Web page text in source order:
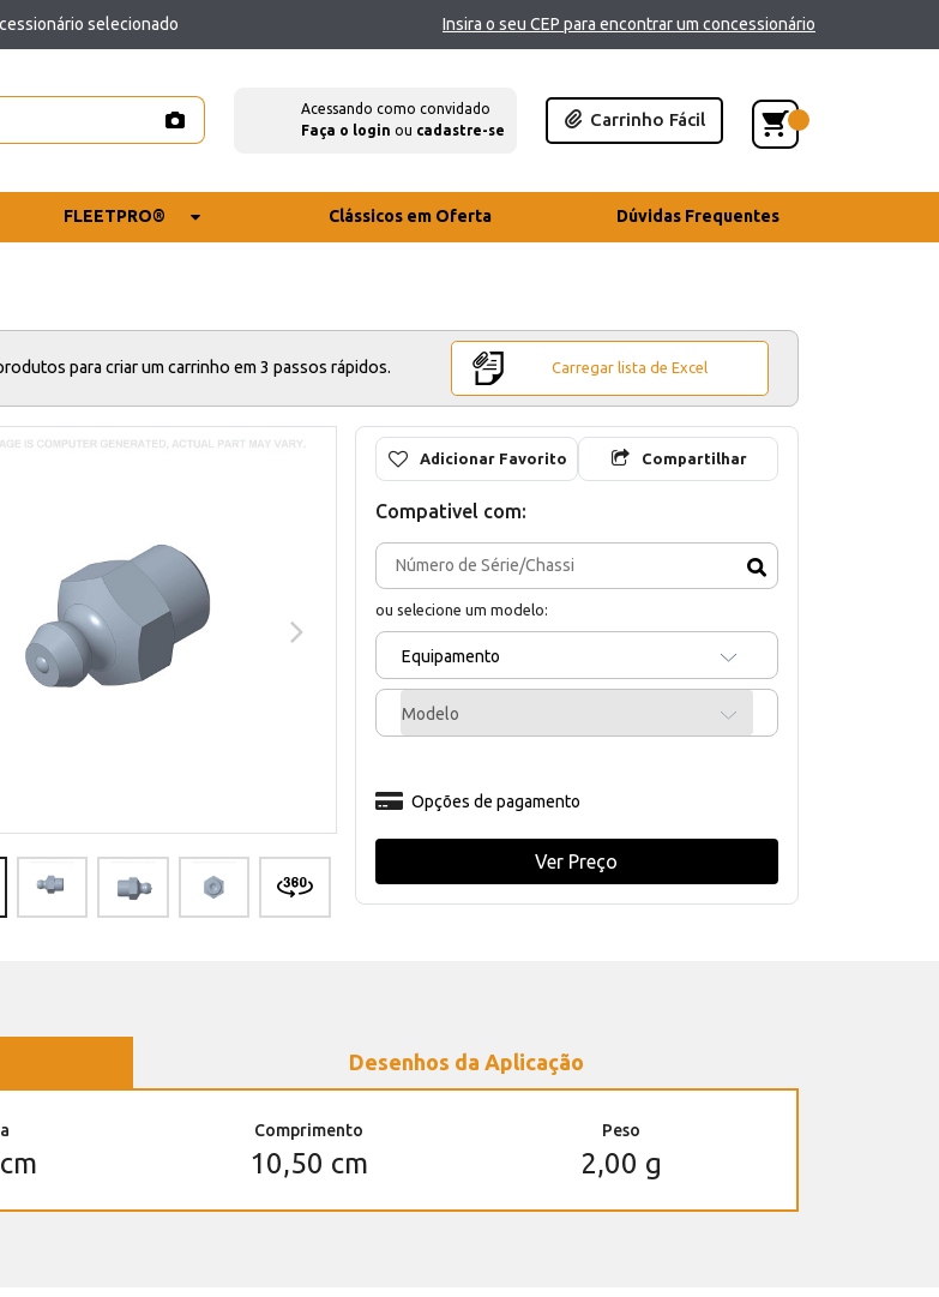
selecionado Insira o seu CEP para encontrar um concessionário
Acessando como convidado
Faça o login ou cadastre-se
Carrinho Fácil
FLEETPRO® Clássicos em Oferta Dúvidas Frequentes
para criar um carrinho em 3 passos rápidos. Carregar lista de Excel
Adicionar Favorito Compartilhar
Compativel com:
ou selecione um modelo:
Equipamento
Modelo
Opções de pagamento
Ver Preço
Desenhos da Aplicação
Comprimento
10,50 cm
Peso
2,00 g